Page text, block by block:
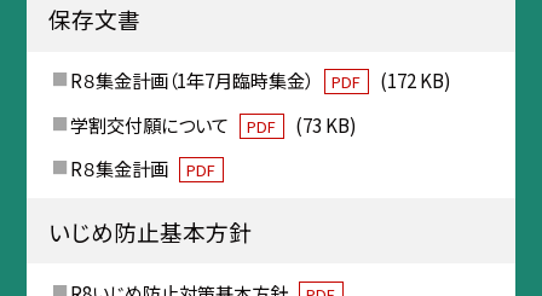
保存文書
R８集金計画（1年7月臨時集金） PDF
(172 KB)
学割交付願について
PDF
(73 KB)
R８集金計画
PDF
いじめ防止基本方針